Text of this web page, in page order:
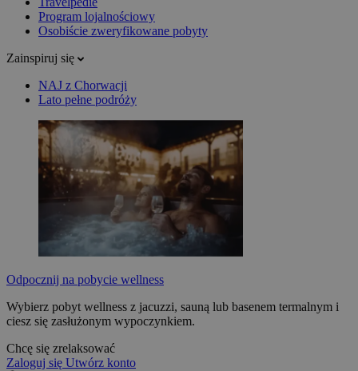
Program lojalnościowy
Osobiście zweryfikowane pobyty
Zainspiruj się
NAJ z Chorwacji
Lato pełne podróży
Odpocznij na pobycie wellness
Wybierz pobyt wellness z jacuzzi, sauną lub basenem termalnym i
ciesz się zasłużonym wypoczynkiem.
Chcę się zrelaksować
Zaloguj się Utwórz konto